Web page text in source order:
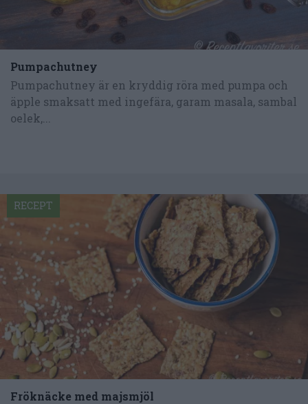
Pumpachutney
Pumpachutney är en kryddig röra med pumpa och
äpple smaksatt med ingefära, garam masala, sambal
oelek,...
Fröknäcke med majsmjöl
RECEPT